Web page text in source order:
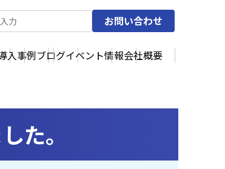
お問い合わせ
入事例ブログイベント情報会社概要
た。